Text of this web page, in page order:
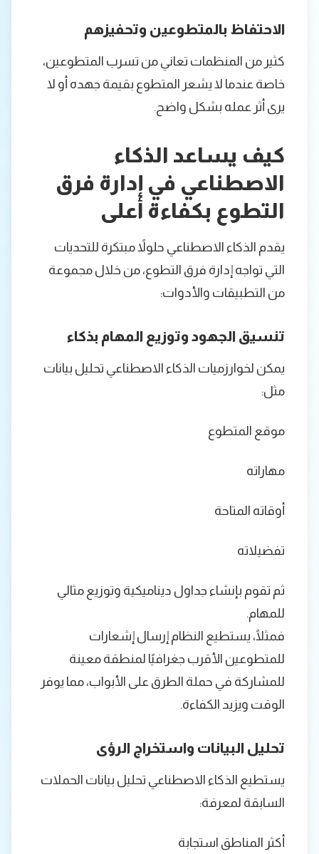
الاحتفاظ بالمتطوعين وتحفيزهم
كثير من المنظمات تعاني من تسرب المتطوعين،
خاصة عندما لا يشعر المتطوع بقيمة جهده أو لا
يرى أثر عمله بشكل واضح.
كيف يساعد الذكاء
الاصطناعي في إدارة فرق
التطوع بكفاءة أعلى
يقدم الذكاء الاصطناعي حلولاً مبتكرة للتحديات
التي تواجه إدارة فرق التطوع، من خلال مجموعة
من التطبيقات والأدوات:
تنسيق الجهود وتوزيع المهام بذكاء
يمكن لخوارزميات الذكاء الاصطناعي تحليل بيانات
مثل:
موقع المتطوع
مهاراته
أوقاته المتاحة
تفضيلاته
ثم تقوم بإنشاء جداول ديناميكية وتوزيع مثالي
للمهام.
فمثلًا، يستطيع النظام إرسال إشعارات
للمتطوعين الأقرب جغرافيًا لمنطقة معينة
للمشاركة في حملة الطرق على الأبواب، مما يوفر
الوقت ويزيد الكفاءة.
تحليل البيانات واستخراج الرؤى
يستطيع الذكاء الاصطناعي تحليل بيانات الحملات
السابقة لمعرفة:
أكثر المناطق استجابة